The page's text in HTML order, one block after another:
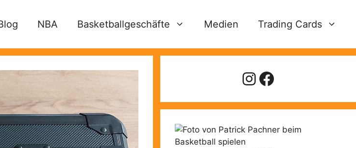
NBA Basketballgeschäfte Medien Trading Cards
Instagram
Facebook